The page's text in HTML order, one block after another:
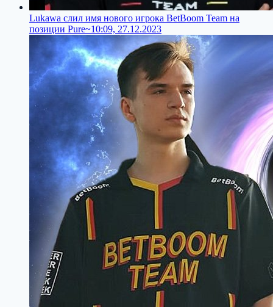
Lukawa слил имя нового игрока BetBoom Team на
позиции Pure~10:09, 27.12.2023